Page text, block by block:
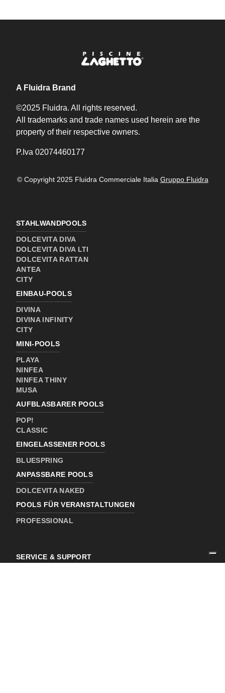
A Fluidra Brand
©2025 Fluidra. All rights reserved.
All trademarks and trade names used herein are the
property of their respective owners.
P.Iva 02074460177
© Copyright 2025 Fluidra Commerciale Italia Gruppo Fluidra
STAHLWANDPOOLS
DOLCEVITA DIVA
DOLCEVITA DIVA LTI
DOLCEVITA RATTAN
ANTEA
CITY
EINBAU-POOLS
DIVINA
DIVINA INFINITY
CITY
MINI-POOLS
PLAYA
NINFEA
NINFEA THINY
MUSA
AUFBLASBARER POOLS
POP!
CLASSIC
EINGELASSENER POOLS
BLUESPRING
ANPASSBARE POOLS
DOLCEVITA NAKED
POOLS FÜR VERANSTALTUNGEN
PROFESSIONAL
SERVICE & SUPPORT